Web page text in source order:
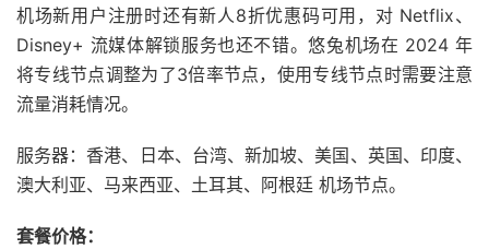
机场新用户注册时还有新人8折优惠码可用，对 Netflix、
Disney+ 流媒体解锁服务也还不错。悠兔机场在 2024 年
将专线节点调整为了3倍率节点，使用专线节点时需要注意
流量消耗情况。
服务器：香港、日本、台湾、新加坡、美国、英国、印度、
澳大利亚、马来西亚、土耳其、阿根廷 机场节点。
套餐价格：